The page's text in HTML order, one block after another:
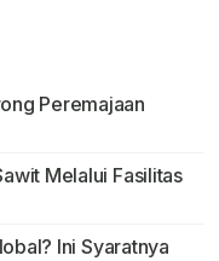
Peremajaan
Melalui Fasilitas
Ini Syaratnya